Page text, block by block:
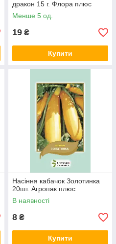
дракон 15 г. Флора плюс
Менше 5 од.
19 ₴
Купити
Насіння кабачок Золотинка
20шт. Агропак плюс
В наявності
8 ₴
Купити